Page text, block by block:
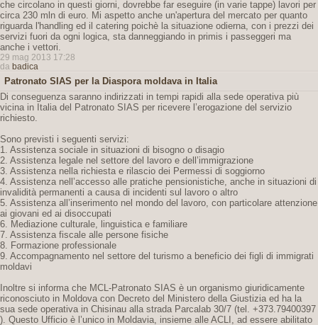
che circolano in questi giorni, dovrebbe far eseguire (in varie tappe) lavori per
circa 230 mln di euro. Mi aspetto anche un'apertura del mercato per quanto
riguarda l'handling ed il catering poichè la situazione odierna, con i prezzi dei
servizi fuori da ogni logica, sta danneggiando in primis i passeggeri ma
anche i vettori.
29 mag 2013 17:28
da badica
Patronato SIAS per la Diaspora moldava in Italia
Di conseguenza saranno indirizzati in tempi rapidi alla sede operativa più
vicina in Italia del Patronato SIAS per ricevere l’erogazione del servizio
richiesto.
Sono previsti i seguenti servizi:
1. Assistenza sociale in situazioni di bisogno o disagio
2. Assistenza legale nel settore del lavoro e dell’immigrazione
3. Assistenza nella richiesta e rilascio dei Permessi di soggiorno
4. Assistenza nell’accesso alle pratiche pensionistiche, anche in situazioni di
invalidità permanenti a causa di incidenti sul lavoro o altro
5. Assistenza all’inserimento nel mondo del lavoro, con particolare attenzione
ai giovani ed ai disoccupati
6. Mediazione culturale, linguistica e familiare
7. Assistenza fiscale alle persone fisiche
8. Formazione professionale
9. Accompagnamento nel settore del turismo a beneficio dei figli di immigrati
moldavi
Inoltre si informa che MCL-Patronato SIAS è un organismo giuridicamente
riconosciuto in Moldova con Decreto del Ministero della Giustizia ed ha la
sua sede operativa in Chisinau alla strada Parcalab 30/7 (tel. +373.79400397
). Questo Ufficio è l’unico in Moldavia, insieme alle ACLI, ad essere abilitato